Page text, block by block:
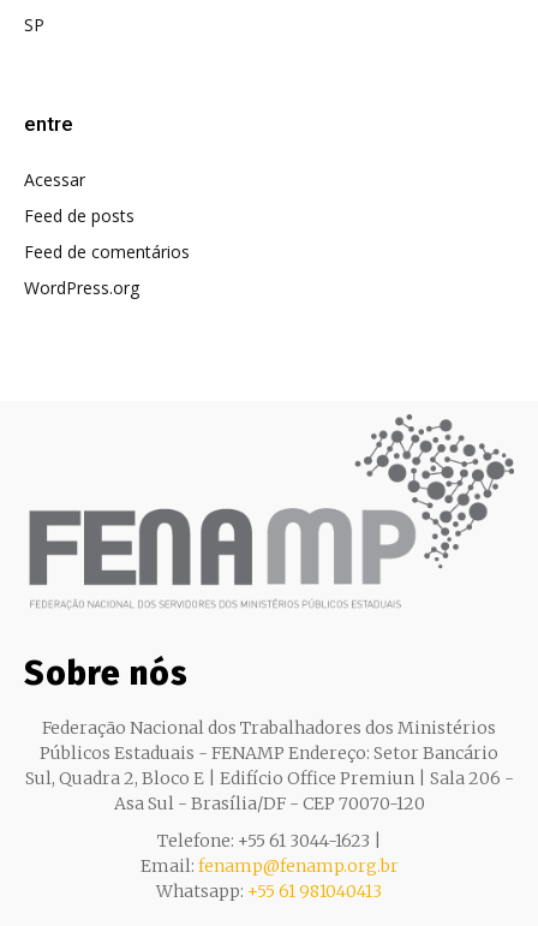
SP
entre
Acessar
Feed de posts
Feed de comentários
WordPress.org
Sobre nós
Federação Nacional dos Trabalhadores dos Ministérios
Públicos Estaduais - FENAMP Endereço: Setor Bancário
Sul, Quadra 2, Bloco E | Edifício Office Premiun | Sala 206 -
Asa Sul - Brasília/DF - CEP 70070-120
Telefone: +55 61 3044-1623 |
Email: fenamp@fenamp.org.br
Whatsapp: +55 61 981040413